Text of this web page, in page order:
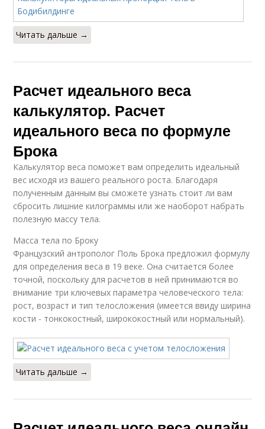
Читать дальше →
Расчет идеального веса
калькулятор. Расчет
идеального веса по формуле
Брока
Калькулятор веса поможет вам определить идеальный
вес исходя из вашего реального роста. Благодаря
полученным данным вы сможете узнать стоит ли вам
сбросить лишние килограммы или же наоборот набрать
полезную массу тела.
Масса тела по Броку
Французский антрополог Поль Брока предложил формулу
для определения веса в 19 веке. Она считается более
точной, поскольку для расчетов в ней принимаются во
внимание три ключевых параметра человеческого тела:
рост, возраст и тип телосложения (имеется ввиду ширина
кости - тонкокостный, ширококостный или нормальный).
Читать дальше →